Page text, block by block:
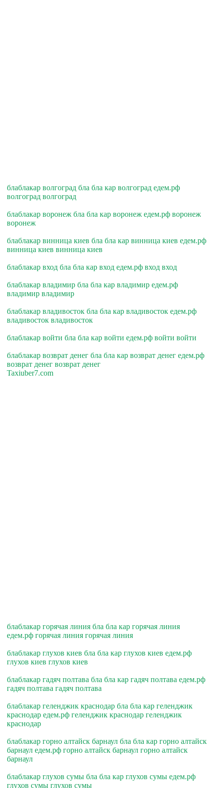
блаблакар волгоград бла бла кар волгоград едем.рф
волгоград волгоград
блаблакар воронеж бла бла кар воронеж едем.рф воронеж
воронеж
блаблакар винница киев бла бла кар винница киев едем.рф
винница киев винница киев
блаблакар вход бла бла кар вход едем.рф вход вход
блаблакар владимир бла бла кар владимир едем.рф
владимир владимир
блаблакар владивосток бла бла кар владивосток едем.рф
владивосток владивосток
блаблакар войти бла бла кар войти едем.рф войти войти
блаблакар возврат денег бла бла кар возврат денег едем.рф
возврат денег возврат денег
Taxiuber7.com
блаблакар горячая линия бла бла кар горячая линия
едем.рф горячая линия горячая линия
блаблакар глухов киев бла бла кар глухов киев едем.рф
глухов киев глухов киев
блаблакар гадяч полтава бла бла кар гадяч полтава едем.рф
гадяч полтава гадяч полтава
блаблакар геленджик краснодар бла бла кар геленджик
краснодар едем.рф геленджик краснодар геленджик
краснодар
блаблакар горно алтайск барнаул бла бла кар горно алтайск
барнаул едем.рф горно алтайск барнаул горно алтайск
барнаул
блаблакар глухов сумы бла бла кар глухов сумы едем.рф
глухов сумы глухов сумы